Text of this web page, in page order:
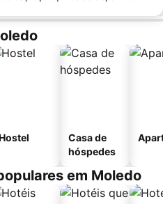
Casa de
hóspedes
em Moledo